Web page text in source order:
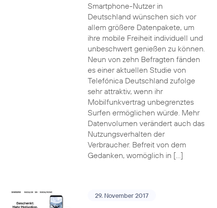
Smartphone-Nutzer in
Deutschland wünschen sich vor
allem größere Datenpakete, um
ihre mobile Freiheit individuell und
unbeschwert genießen zu können.
Neun von zehn Befragten fänden
es einer aktuellen Studie von
Telefónica Deutschland zufolge
sehr attraktiv, wenn ihr
Mobilfunkvertrag unbegrenztes
Surfen ermöglichen würde. Mehr
Datenvolumen verändert auch das
Nutzungsverhalten der
Verbraucher. Befreit von dem
Gedanken, womöglich in […]
29. November 2017